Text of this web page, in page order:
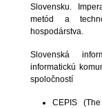
Slovensku.
metód a
hospodárstva.
Slovenská
informatickú
spoločností
CEPIS